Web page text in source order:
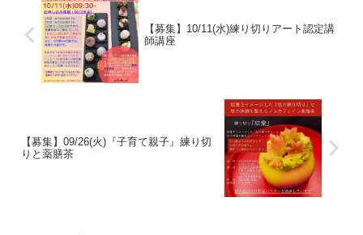
【募集】10/11(水)練り切りアート認定講
師講座
【募集】09/26(火)『子育て親子』練り切
りと薬膳茶